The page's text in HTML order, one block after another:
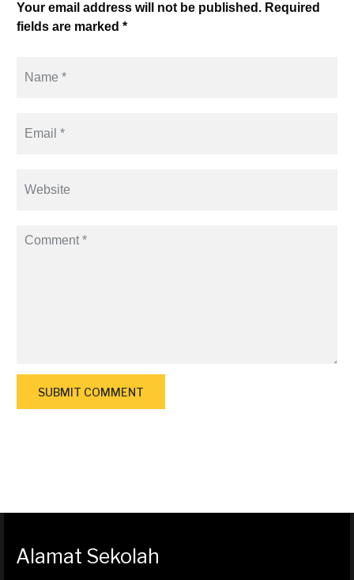
Your email address will not be published. Required
fields are marked *
Alamat Sekolah